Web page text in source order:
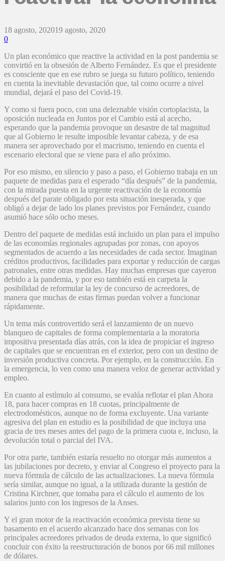
18 agosto, 202019 agosto, 2020
0
Un plan económico que reactive la actividad en la post pandemia se
convirtió en la obsesión de Alberto Fernández. Es que el presidente
es consciente que en ese rubro se juega su futuro político, teniendo
en cuenta la inevitable devastación que, tal como ocurre a nivel
mundial, dejará el paso del Covid-19.
Y como si fuera poco, con una deleznable visión cortoplacista, la
oposición nucleada en Juntos por el Cambio está al acecho,
esperando que la pandemia provoque un desastre de tal magnitud
que al Gobierno le resulte imposible levantar cabeza, y de esa
manera ser aprovechado por el macrismo, teniendo en cuenta el
escenario electoral que se viene para el año próximo.
Por eso mismo, en silencio y paso a paso, el Gobierno trabaja en un
paquete de medidas para el esperado “día después” de la pandemia,
con la mirada puesta en la urgente reactivación de la economía
después del parate obligado por esta situación inesperada, y que
obligó a dejar de lado los planes previstos por Fernández, cuando
asumió hace sólo ocho meses.
Dentro del paquete de medidas está incluido un plan para el impulso
de las economías regionales agrupadas por zonas, con apoyos
segmentados de acuerdo a las necesidades de cada sector. Imaginan
créditos productivos, facilidades para exportar y reducción de cargas
patronales, entre otras medidas. Hay muchas empresas que cayeron
debido a la pandemia, y por eso también está en carpeta la
posibilidad de reformular la ley de concurso de acreedores, de
manera que muchas de estas firmas puedan volver a funcionar
rápidamente.
Un tema más controvertido será el lanzamiento de un nuevo
blanqueo de capitales de forma complementaria a la moratoria
impositiva presentada días atrás, con la idea de propiciar el ingreso
de capitales que se encuentran en el exterior, pero con un destino de
inversión productiva concreta. Por ejemplo, en la construcción. En
la emergencia, lo ven como una manera veloz de generar actividad y
empleo.
En cuanto al estímulo al consumo, se evalúa reflotar el plan Ahora
18, para hacer compras en 18 cuotas, principalmente de
electrodomésticos, aunque no de forma excluyente. Una variante
agresiva del plan en estudio es la posibilidad de que incluya una
gracia de tres meses antes del pago de la primera cuota e, incluso, la
devolución total o parcial del IVA.
Por otra parte, también estaría resuelto no otorgar más aumentos a
las jubilaciones por decreto, y enviar al Congreso el proyecto para la
nueva fórmula de cálculo de las actualizaciones. La nueva fórmula
sería similar, aunque no igual, a la utilizada durante la gestión de
Cristina Kirchner, que tomaba para el cálculo el aumento de los
salarios junto con los ingresos de la Anses.
Y el gran motor de la reactivación económica prevista tiene su
basamento en el acuerdo alcanzado hace dos semanas con los
principales acreedores privados de deuda externa, lo que significó
concluir con éxito la reestructuración de bonos por 66 mil millones
de dólares.